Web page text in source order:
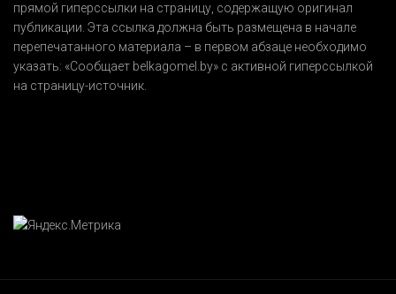
прямой гиперссылки на страницу, содержащую оригинал
публикации. Эта ссылка должна быть размещена в начале
перепечатанного материала – в первом абзаце необходимо
указать: «Сообщает belkagomel.by» с активной гиперссылкой
на страницу-источник.